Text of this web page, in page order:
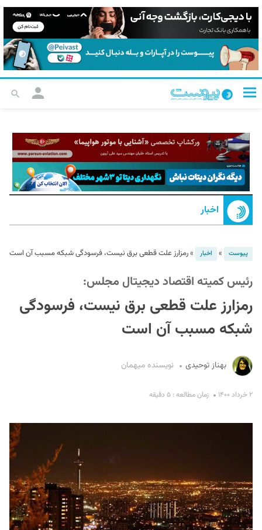
اخبار
پیوست » اخبار »رمزارز علت قطعی برق نیست، فرسودگی شبکه مسبب آن است
رئيس کمیته اقتصاد دیجیتال مجلس:
رمزارز علت قطعی برق نیست، فرسودگی
شبکه مسبب آن است
بهناز توحیدی نویسنده میهمان
۲ خرداد ۱۴۰۰ زمان مطالعه : ۵ دقیقه